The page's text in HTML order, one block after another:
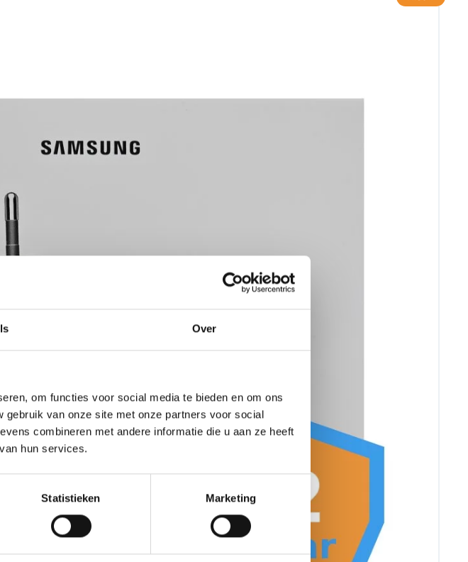
Over
om functies voor social media te bieden en om ons
van onze site met onze partners voor social
combineren met andere informatie die u aan ze heeft
hun services.
Statistieken Marketing